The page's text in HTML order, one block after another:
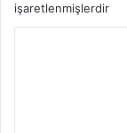
işaretlenmişlerdir